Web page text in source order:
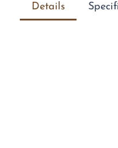
Details